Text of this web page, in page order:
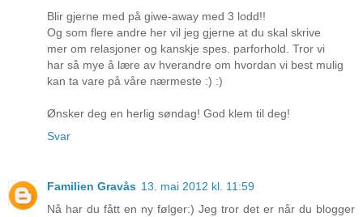
Blir gjerne med på giwe-away med 3 lodd!!
Og som flere andre her vil jeg gjerne at du skal skrive
mer om relasjoner og kanskje spes. parforhold. Tror vi
har så mye å lære av hverandre om hvordan vi best mulig
kan ta vare på våre nærmeste :) :)
Ønsker deg en herlig søndag! God klem til deg!
Svar
Familien Gravås 13. mai 2012 kl. 11:59
Nå har du fått en ny følger:) Jeg tror det er når du blogger